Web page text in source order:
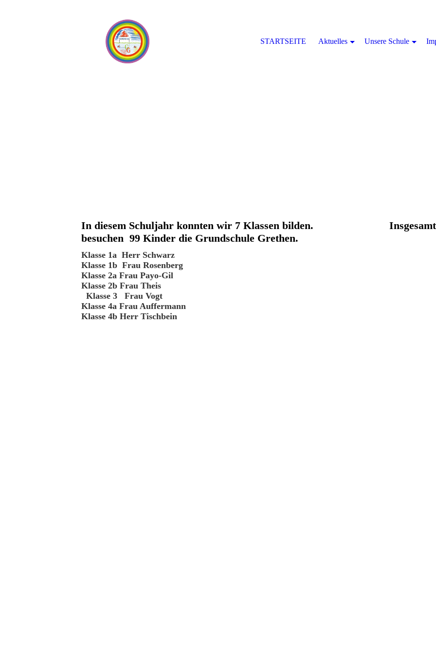
In diesem Schuljahr konnten wir 7 Klassen bilden. Insgesamt
besuchen 99 Kinder die Grundschule Grethen.
Klasse 1a Herr Schwarz
Klasse 1b Frau Rosenberg
Klasse 2a Frau Payo-Gil
Klasse 2b Frau
Klasse 3 Frau
Klasse 4a Frau Auffermann
Klasse 4b Herr Tischbein
STARTSEITE Aktuelles Unsere Schule